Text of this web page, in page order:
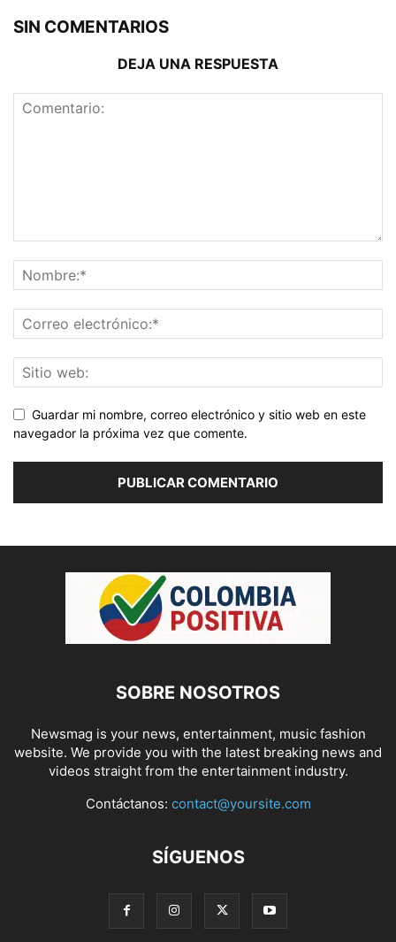
SIN COMENTARIOS
DEJA UNA RESPUESTA
Guardar mi nombre, correo electrónico y sitio web en este
navegador la próxima vez que comente.
SOBRE NOSOTROS
Newsmag is your news, entertainment, music fashion
website. We provide you with the latest breaking news and
videos straight from the entertainment industry.
Contáctanos: contact@yoursite.com
SÍGUENOS